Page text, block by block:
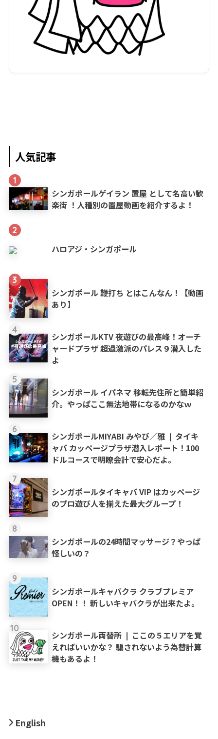
人気記事
1
シンガポールゲイラン 置屋 として名高い歓
楽街 ！人種別の置屋動画を紹介するよ！
2
ハロアジ・シンガポール
3
シンガポール 鞭打ち とはこんなん！【動画
あり】
4
シンガポールKTV 夜遊びの最高峰！オーチ
ャードプラザ 超過激派のパレス９潜入した
よ
5
シンガポール イパネマ 移転先住所と簡単紹
介。やっぱここ無法地帯になるのかなｗ
6
シンガポールMIYABI みやび／雅 ❘ タイキ
ャバ カッページプラザ潜入レポート！100
ドルコースで明瞭会計で安心だよ。
7
シンガポールタイキャバ VIP はカッページ
のプロ遊び人を揃えた最大グループ！
8
シンガポールの24時間マッサージ？やっぱ
怪しいの？
9
シンガポールキャバクラ クラブプレミア
OPEN！！ 新しいキャバクラが出来たよ。
10
シンガポール両替所 ❘ ここの５エリアを覚
えればいいかな？ 騙されないよう為替計算
機もあるよ！
English